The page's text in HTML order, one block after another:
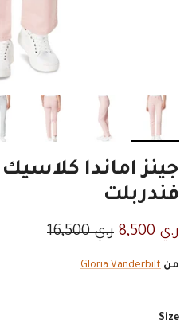
جينز اماندا
فندربلت
السعر الان
ر.ي 8,500 السعر الاصلي
ر.ي 16,500
من Gloria Vanderbilt